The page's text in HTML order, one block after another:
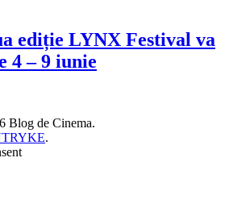
ediție LYNX Festival va
4 – 9 iunie
Blog de Cinema.
.